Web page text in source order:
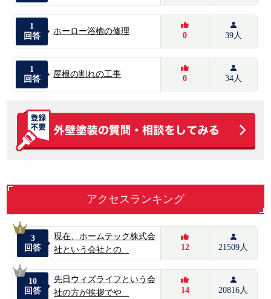
1
回答
ホーロー浴槽の修理 0 39人
1
回答
屋根の割れの工事 0 34人
アクセスランキング
1
3
回答
現在、ホームテック株式会
社という会社との...
12 21509人
2
10
回答
先日ウィズライフという会
社の方が挨拶でや...
14 20816人